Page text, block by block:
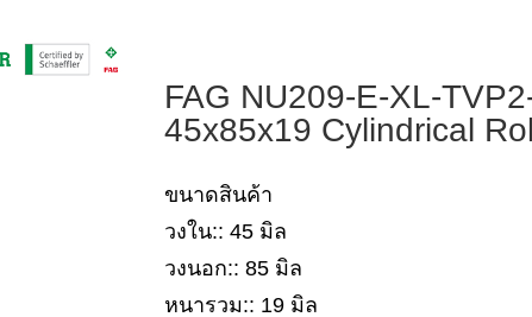
FAG NU209-E-XL-
45x85x19 Cylindrical
ขนาดสินค้า
วงใน:: 45 มิล
วงนอก:: 85 มิล
หนารวม:: 19 มิล